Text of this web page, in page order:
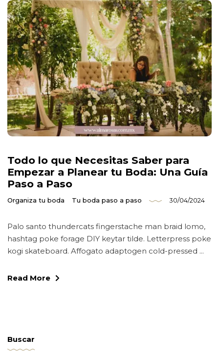
Facebook
Email
Phone
Todo lo que Necesitas Saber para
Empezar a Planear tu Boda: Una Guía
Paso a Paso
Organiza tu boda Tu boda paso a paso 30/04/2024
Palo santo thundercats fingerstache man braid lomo,
hashtag poke forage DIY keytar tilde. Letterpress poke
kogi skateboard. Affogato adaptogen cold-pressed ...
Read More
Buscar